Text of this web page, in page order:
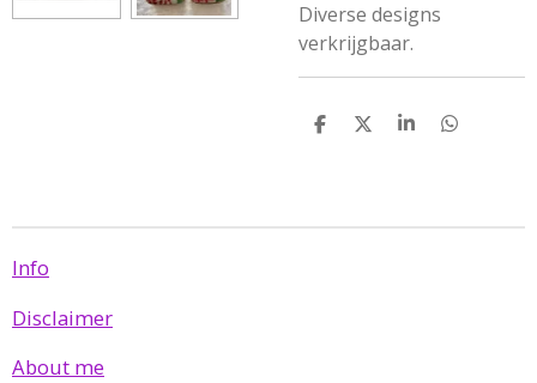
Diverse designs
verkrijgbaar.
D
D
S
D
Info
Disclaimer
About me